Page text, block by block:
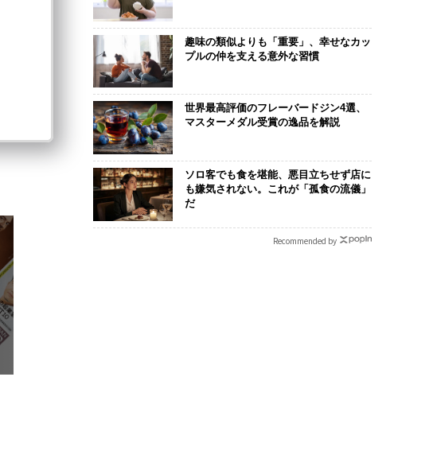
趣味の類似よりも「重要」、幸せなカッ
プルの仲を支える意外な習慣
世界最高評価のフレーバードジン4選、
マスターメダル受賞の逸品を解説
ソロ客でも食を堪能、悪目立ちせず店に
も嫌気されない。これが「孤食の流儀」
だ
Recommended by